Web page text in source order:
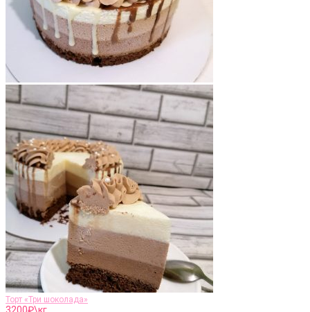
Торт «Три шоколада»